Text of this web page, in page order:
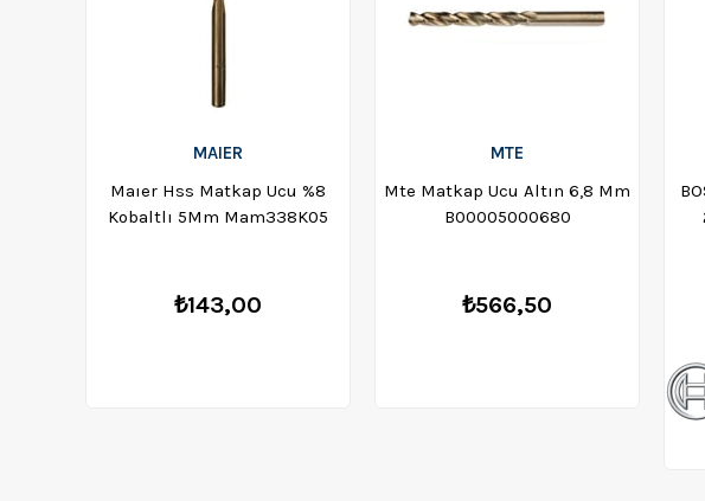
MAIER
Maıer Hss Matkap Ucu %8
Kobaltlı 5Mm Mam338K05
₺143,00
MTE
Mte Matkap Ucu Altın 6,8 Mm
B00005000680
₺566,50